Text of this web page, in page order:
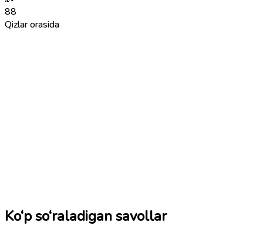
88
Qizlar orasida
Ko‘p so‘raladigan savollar